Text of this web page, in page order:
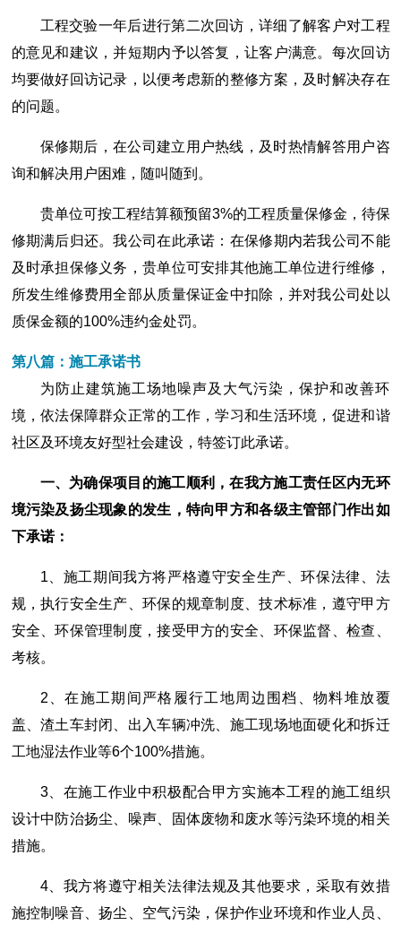
工程交验一年后进行第二次回访，详细了解客户对工程
的意见和建议，并短期内予以答复，让客户满意。每次回访
均要做好回访记录，以便考虑新的整修方案，及时解决存在
的问题。
保修期后，在公司建立用户热线，及时热情解答用户咨
询和解决用户困难，随叫随到。
贵单位可按工程结算额预留3%的工程质量保修金，待保
修期满后归还。我公司在此承诺：在保修期内若我公司不能
及时承担保修义务，贵单位可安排其他施工单位进行维修，
所发生维修费用全部从质量保证金中扣除，并对我公司处以
质保金额的100%违约金处罚。
第八篇：施工承诺书
为防止建筑施工场地噪声及大气污染，保护和改善环
境，依法保障群众正常的工作，学习和生活环境，促进和谐
社区及环境友好型社会建设，特签订此承诺。
一、为确保项目的施工顺利，在我方施工责任区内无环
境污染及扬尘现象的发生，特向甲方和各级主管部门作出如
下承诺：
1、施工期间我方将严格遵守安全生产、环保法律、法
规，执行安全生产、环保的规章制度、技术标准，遵守甲方
安全、环保管理制度，接受甲方的安全、环保监督、检查、
考核。
2、在施工期间严格履行工地周边围档、物料堆放覆
盖、渣土车封闭、出入车辆冲洗、施工现场地面硬化和拆迁
工地湿法作业等6个100%措施。
3、在施工作业中积极配合甲方实施本工程的施工组织
设计中防治扬尘、噪声、固体废物和废水等污染环境的相关
措施。
4、我方将遵守相关法律法规及其他要求，采取有效措
施控制噪音、扬尘、空气污染，保护作业环境和作业人员、